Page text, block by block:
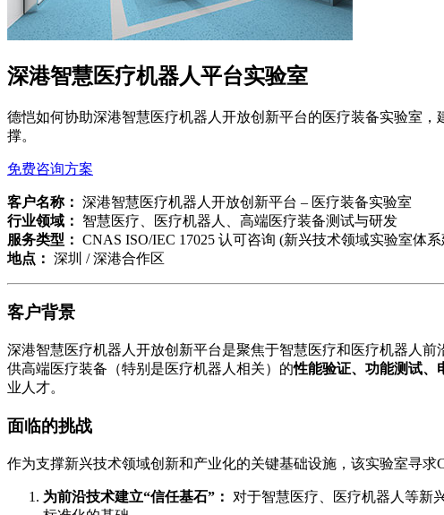
深港智慧医疗机器人平台实验室
德恺如何协助深港智慧医疗机器人开放创新平台的医疗装备实验室
撑。
免费咨询方案
客户名称： 深港智慧医疗机器人开放创新平台 – 医疗装备实验室
行业领域：
智慧医疗、医疗机器人、高端医疗装备测试与研发
服务类型： CNAS ISO/IEC 17025 认可咨询 (新兴技术领域实验室体
地点： 深圳 / 深港合作区
客户背景
深港智慧医疗机器人开放创新平台是聚焦于智慧医疗和医疗机器人
供高端医疗装备（特别是医疗机器人相关）的性能验证、功能测试、
业人才。
面临的挑战
作为支撑新兴技术领域创新和产业化的关键基础设施，该实验室寻求
为前沿技术建立“信任基石”：
对于智慧医疗、医疗机器人等新